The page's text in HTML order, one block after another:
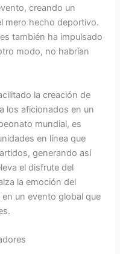
creando un
mero hecho deportivo.
también ha impulsado
modo, no habrían
la creación de
los aficionados en un
mundial, es
en línea que
generando así
el disfrute del
la emoción del
un evento global que